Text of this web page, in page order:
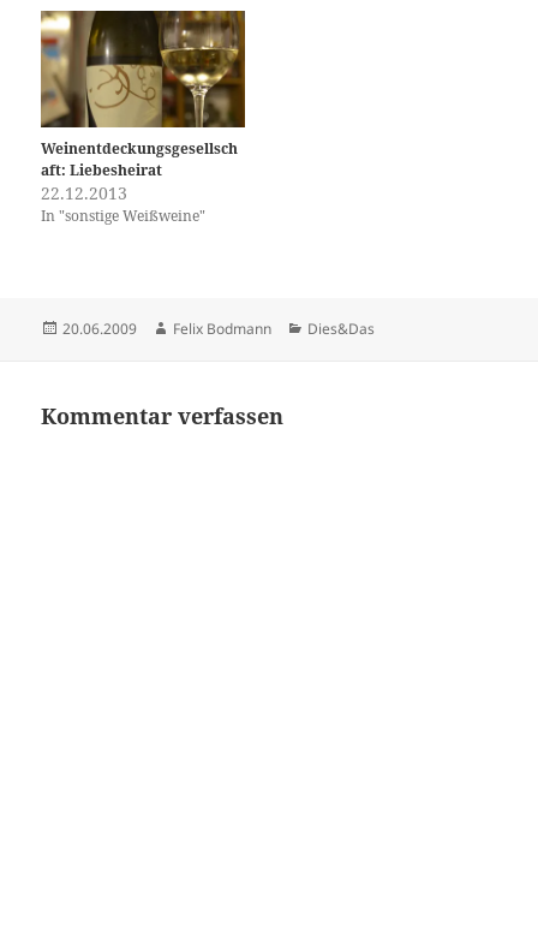
erledigt habe, gönne ich mir
zwei Minuten Zerstreuung
mit…
Weinentdeckungsgesellsch
aft: Liebesheirat
22.12.2013
In "sonstige Weißweine"
Veröffentlicht
20.06.2009 Autor
Felix Bodmann Kategorien
Dies&Das
Kommentar verfassen